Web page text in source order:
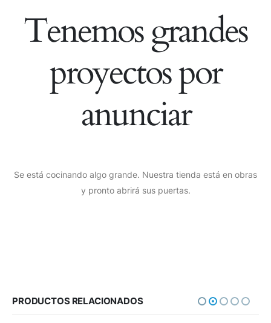
Tenemos grandes
proyectos por
anunciar
Se está cocinando algo grande. Nuestra tienda está en obras
y pronto abrirá sus puertas.
PRODUCTOS RELACIONADOS